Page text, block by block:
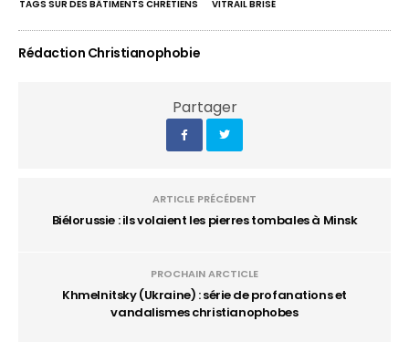
TAGS SUR DES BÂTIMENTS CHRÉTIENS
VITRAIL BRISÉ
Rédaction Christianophobie
Partager
ARTICLE PRÉCÉDENT
Biélorussie : ils volaient les pierres tombales à Minsk
PROCHAIN ARCTICLE
Khmelnitsky (Ukraine) : série de profanations et
vandalismes christianophobes